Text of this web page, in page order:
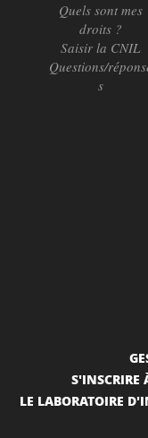
Quels sont mes
droits ?
Saisir la CNIL
Questions/
s
S'INSCRIRE
LE LABORATOIRE